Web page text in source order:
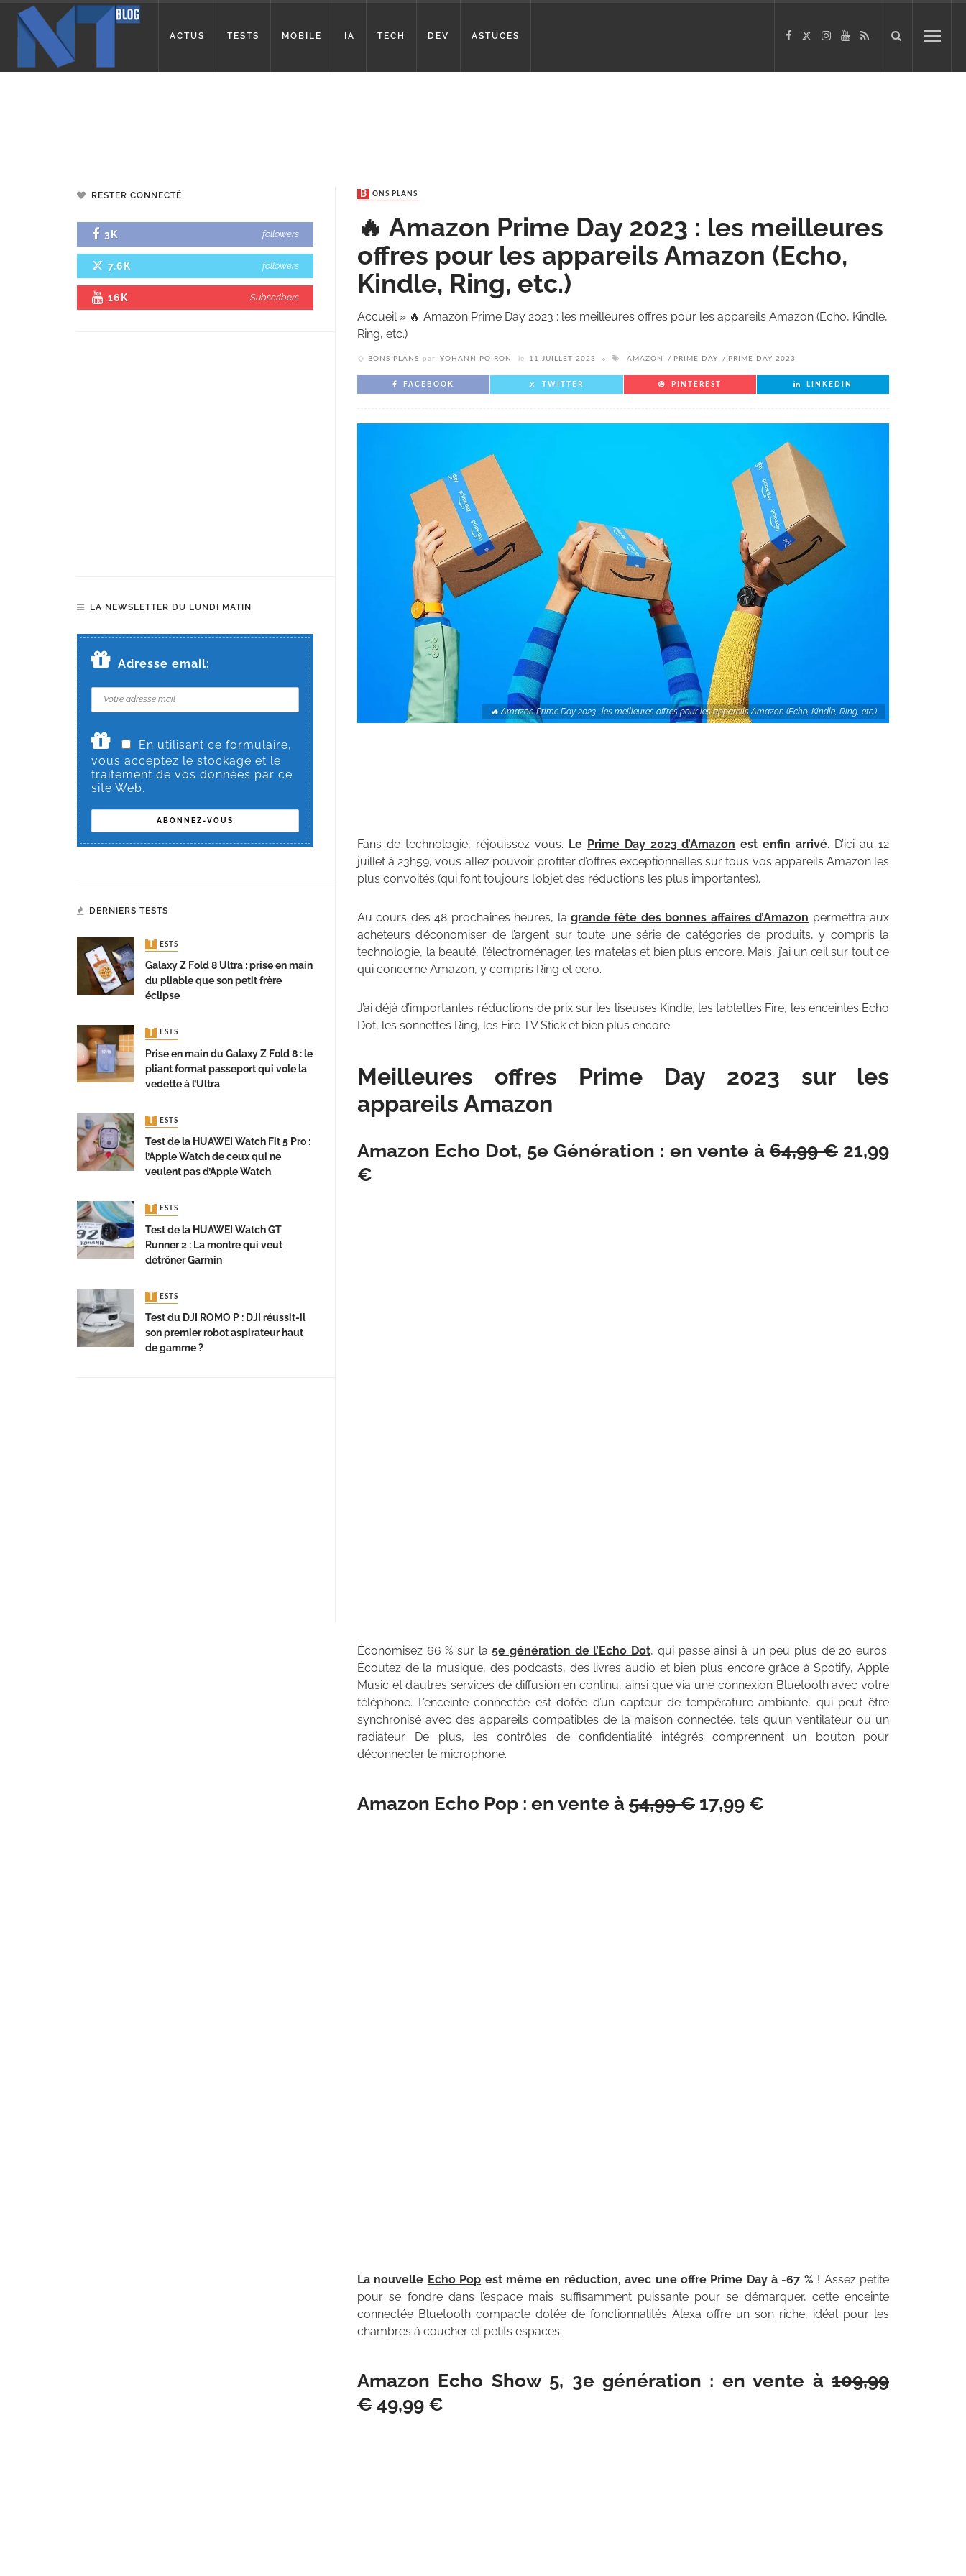
ACTUS TESTS MOBILE IA TECH DEV ASTUCES
BONS PLANS
🔥 Amazon Prime Day 2023 : les meilleures
offres pour les appareils Amazon (Echo,
Kindle, Ring, etc.)
Accueil» 🔥 Amazon Prime Day 2023 : les meilleures offres pour les appareils Amazon (Echo, Kindle,
Ring, etc.)
BONS PLANS par YOHANN POIRON le 11 JUILLET 2023 AMAZON PRIME DAY PRIME DAY 2023
FACEBOOK TWITTER PINTEREST LINKEDIN
🔥 Amazon Prime Day 2023 : les meilleures offres pour les appareils Amazon (Echo, Kindle, Ring, etc.)
Fans de technologie, réjouissez-vous. Le Prime Day 2023 d’Amazon est enfin arrivé. D’ici au 12
juillet à 23h59, vous allez pouvoir profiter d’offres exceptionnelles sur tous vos appareils Amazon les
plus convoités (qui font toujours l’objet des réductions les plus importantes).
Au cours des 48 prochaines heures, la grande fête des bonnes affaires d’Amazon permettra aux
acheteurs d’économiser de l’argent sur toute une série de catégories de produits, y compris la
technologie, la beauté, l’électroménager, les matelas et bien plus encore. Mais, j’ai un œil sur tout ce
qui concerne Amazon, y compris Ring et eero.
J’ai déjà d’importantes réductions de prix sur les liseuses Kindle, les tablettes Fire, les enceintes Echo
Dot, les sonnettes Ring, les Fire TV Stick et bien plus encore.
Meilleures offres Prime Day 2023 sur les
appareils Amazon
Amazon Echo Dot, 5e Génération : en vente à64,99 €21,99
€
Économisez 66 % sur la5e génération de l’Echo Dot, qui passe ainsi à un peu plus de 20 euros.
Écoutez de la musique, des podcasts, des livres audio et bien plus encore grâce à Spotify, Apple
Music et d’autres services de diffusion en continu, ainsi que via une connexion Bluetooth avec votre
téléphone. L’enceinte connectée est dotée d’un capteur de température ambiante, qui peut être
synchronisé avec des appareils compatibles de la maison connectée, tels qu’un ventilateur ou un
radiateur. De plus, les contrôles de confidentialité intégrés comprennent un bouton pour
déconnecter le microphone.
Amazon Echo Pop : en vente à 54,99 € 17,99 €
La nouvelle Echo Pop est même en réduction, avec une offre Prime Day à -67 % ! Assez petite
pour se fondre dans l’espace mais suffisamment puissante pour se démarquer, cette enceinte
connectée Bluetooth compacte dotée de fonctionnalités Alexa offre un son riche, idéal pour les
chambres à coucher et petits espaces.
Amazon Echo Show 5, 3e génération : en vente à 109,99
€ 49,99 €
RESTER CONNECTÉ
3K followers
7.6K followers
16K Subscribers
LA NEWSLETTER DU LUNDI MATIN
Adresse email:
En utilisant ce formulaire,
vous acceptez le stockage et le
traitement de vos données par ce
site Web.
DERNIERS TESTS
TESTS
Galaxy Z Fold 8 Ultra : prise en main
du pliable que son petit frère
éclipse
TESTS
Prise en main du Galaxy Z Fold 8 : le
pliant format passeport qui vole la
vedette à l’Ultra
TESTS
Test de la HUAWEI Watch Fit 5 Pro :
l’Apple Watch de ceux qui ne
veulent pas d’Apple Watch
TESTS
Test de la HUAWEI Watch GT
Runner 2 : La montre qui veut
détrôner Garmin
TESTS
Test du DJI ROMO P : DJI réussit-il
son premier robot aspirateur haut
de gamme ?